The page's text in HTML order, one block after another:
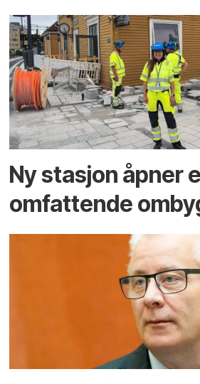
Ny stasjon åpner
omfattende